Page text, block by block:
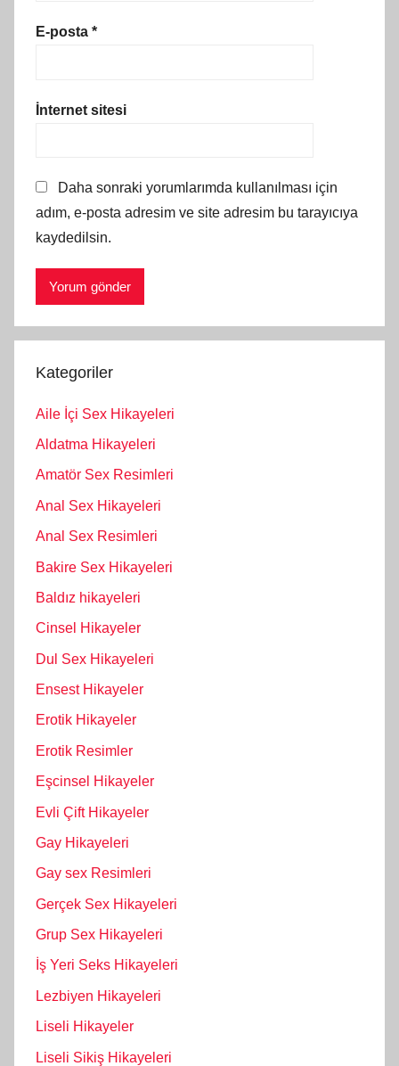
E-posta *
İnternet sitesi
Daha sonraki yorumlarımda kullanılması için
adım, e-posta adresim ve site adresim bu tarayıcıya
kaydedilsin.
Kategoriler
Aile İçi Sex Hikayeleri
Aldatma Hikayeleri
Amatör Sex Resimleri
Anal Sex Hikayeleri
Anal Sex Resimleri
Bakire Sex Hikayeleri
Baldız hikayeleri
Cinsel Hikayeler
Dul Sex Hikayeleri
Ensest Hikayeler
Erotik Hikayeler
Erotik Resimler
Eşcinsel Hikayeler
Evli Çift Hikayeler
Gay Hikayeleri
Gay sex Resimleri
Gerçek Sex Hikayeleri
Grup Sex Hikayeleri
İş Yeri Seks Hikayeleri
Lezbiyen Hikayeleri
Liseli Hikayeler
Liseli Sikiş Hikayeleri